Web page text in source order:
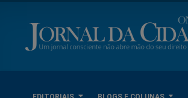
EDITORIAIS BLOGS E COLUNAS